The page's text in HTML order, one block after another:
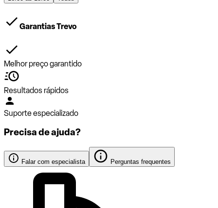
Garantias Trevo
Melhor preço garantido
Resultados rápidos
Suporte especializado
Precisa de ajuda?
Falar com especialista Perguntas frequentes